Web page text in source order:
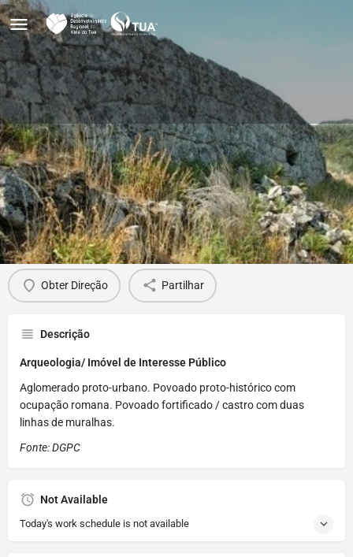
Castro do Pópulo
Obter direções
Perfil Avaliações 0
Obter Direção Partilhar
Descrição
Arqueologia/ Imóvel de Interesse Público
Aglomerado proto-urbano. Povoado proto-histórico com
ocupação romana. Povoado fortificado / castro com duas
linhas de muralhas.
Fonte: DGPC
Not Available
Today's work schedule is not available